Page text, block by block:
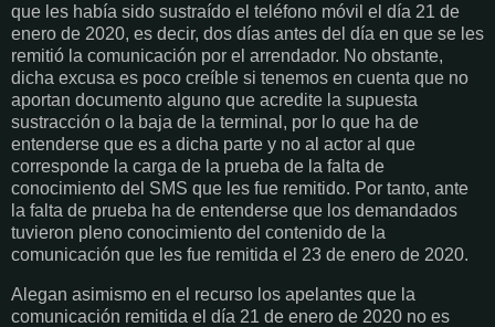
que les había sido sustraído el teléfono móvil el día 21 de
enero de 2020, es decir, dos días antes del día en que se les
remitió la comunicación por el arrendador. No obstante,
dicha excusa es poco creíble si tenemos en cuenta que no
aportan documento alguno que acredite la supuesta
sustracción o la baja de la terminal, por lo que ha de
entenderse que es a dicha parte y no al actor al que
corresponde la carga de la prueba de la falta de
conocimiento del SMS que les fue remitido. Por tanto, ante
la falta de prueba ha de entenderse que los demandados
tuvieron pleno conocimiento del contenido de la
comunicación que les fue remitida el 23 de enero de 2020.
Alegan asimismo en el recurso los apelantes que la
comunicación remitida el día 21 de enero de 2020 no es